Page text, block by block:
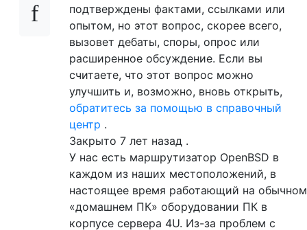
подтверждены фактами, ссылками или
опытом, но этот вопрос, скорее всего,
вызовет дебаты, споры, опрос или
расширенное обсуждение. Если вы
считаете, что этот вопрос можно
улучшить и, возможно, вновь открыть,
обратитесь за помощью в справочный
центр .
Закрыто 7 лет назад .
У нас есть маршрутизатор OpenBSD в
каждом из наших местоположений, в
настоящее время работающий на обычном
«домашнем ПК» оборудовании ПК в
корпусе сервера 4U. Из-за проблем с